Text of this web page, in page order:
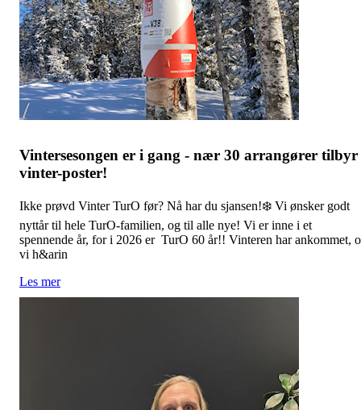
Vintersesongen er i gang - nær 30 arrangører tilbyr
vinter-poster!
Ikke prøvd Vinter TurO før? Nå har du sjansen!❄️ Vi ønsker godt
nyttår til hele TurO-familien, og til alle nye! Vi er inne i et
spennende år, for i 2026 er TurO 60 år!! Vinteren har ankommet,
vi h&arin
Les mer